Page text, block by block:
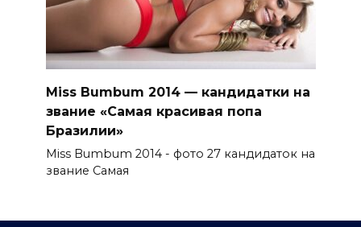
Miss Bumbum 2014 — кандидатки на
звание «Самая красивая попа
Бразилии»
Miss Bumbum 2014 - фото 27 кандидаток на
звание Самая